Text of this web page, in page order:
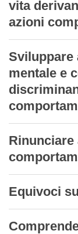
vita
azioni
Sviluppare
mentale e
Equivoci